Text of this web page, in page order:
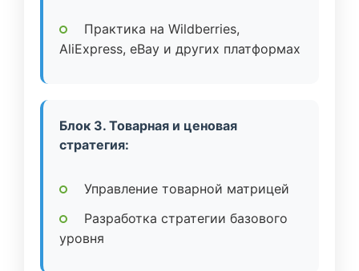
Практика на Wildberries,
AliExpress, eBay и других платформах
Блок 3. Товарная и ценовая
стратегия:
Управление товарной матрицей
Разработка стратегии базового
уровня